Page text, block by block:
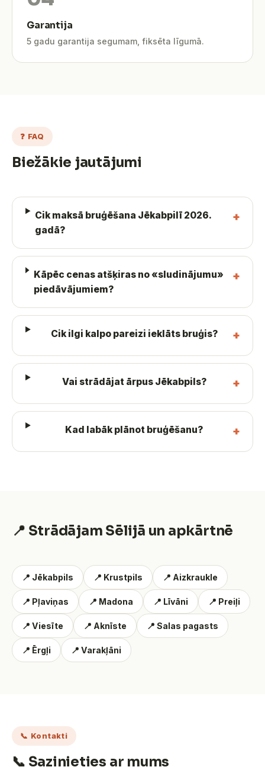
Garantija
5 gadu garantija segumam, fiksēta līgumā.
❓ FAQ
Biežākie jautājumi
Cik maksā bruģēšana Jēkabpilī 2026.
gadā?
Kāpēc cenas atšķiras no «sludinājumu»
piedāvājumiem?
Cik ilgi kalpo pareizi ieklāts bruģis?
Vai strādājat ārpus Jēkabpils?
Kad labāk plānot bruģēšanu?
📍 Strādājam Sēlijā un apkārtnē
📍 Jēkabpils 📍 Krustpils 📍 Aizkraukle
📍 Pļaviņas 📍 Madona 📍 Līvāni 📍 Preiļi
📍 Viesīte 📍 Aknīste 📍 Salas pagasts
📍 Ērgļi 📍 Varakļāni
📞 Kontakti
📞 Sazinieties ar mums